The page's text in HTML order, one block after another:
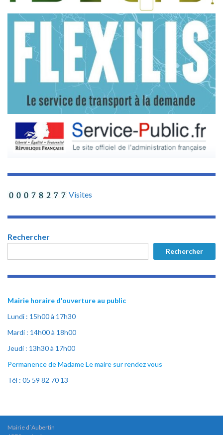
Visites
Rechercher
Rechercher
Mairie horaire d'ouverture au public
Lundi : 15h00 à 17h30
Mardi : 14h00 à 18h00
Jeudi : 13h30 à 17h00
Permanence de Madame Le maire sur rendez vous
Tél : 05 59 82 70 13
Mairie d´Aubertin